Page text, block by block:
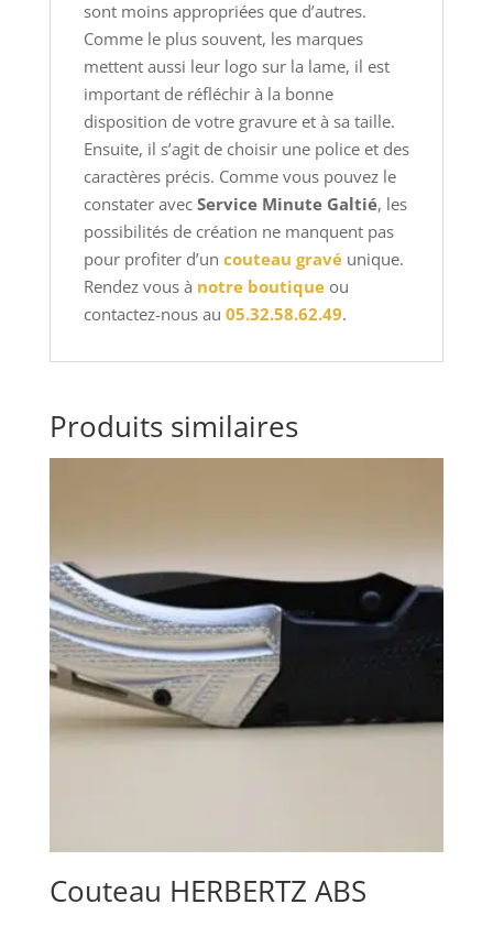
sont moins appropriées que d’autres.
Comme le plus souvent, les marques
mettent aussi leur logo sur la lame, il est
important de réfléchir à la bonne
disposition de votre gravure et à sa taille.
Ensuite, il s’agit de choisir une police et des
caractères précis. Comme vous pouvez le
constater avec Service Minute Galtié, les
possibilités de création ne manquent pas
pour profiter d’un couteau gravéunique.
Rendez vous à notre boutiqueou
contactez-nous au 05.32.58.62.49.
Produits similaires
Couteau HERBERTZ ABS